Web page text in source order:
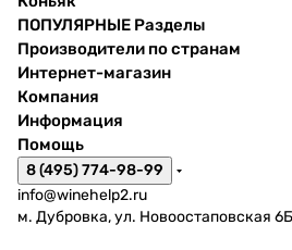
ПОПУЛЯРНЫЕ Разделы
Производители по странам
Интернет-магазин
Компания
Информация
Помощь
8 (495) 774-98-99
info@winehelp2.ru
м. Дубровка, ул. Новоостаповская 6Б